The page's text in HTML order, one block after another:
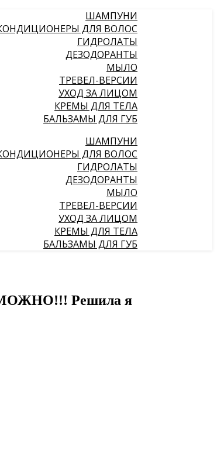
ШАМПУНИ
ДЛЯ ВОЛОС
ГИДРОЛАТЫ
ДЕЗОДОРАНТЫ
МЫЛО
ТРЕВЕЛ-ВЕРСИИ
УХОД ЗА ЛИЦОМ
КРЕМЫ ДЛЯ ТЕЛА
БАЛЬЗАМЫ ДЛЯ ГУБ
ШАМПУНИ
ДЛЯ ВОЛОС
ГИДРОЛАТЫ
ДЕЗОДОРАНТЫ
МЫЛО
ТРЕВЕЛ-ВЕРСИИ
УХОД ЗА ЛИЦОМ
КРЕМЫ ДЛЯ ТЕЛА
БАЛЬЗАМЫ ДЛЯ ГУБ
МОЖНО!!! Решила я